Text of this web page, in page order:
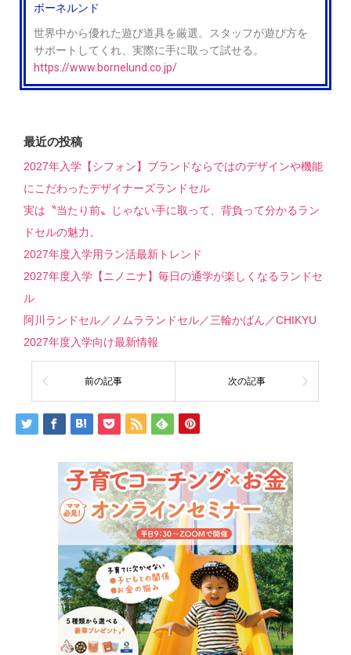
ボーネルンド
世界中から優れた遊び道具を厳選。スタッフが遊び方を
サポートしてくれ、実際に手に取って試せる。
https://www.bornelund.co.jp/
最近の投稿
2027年入学【シフォン】ブランドならではのデザインや機能
にこだわったデザイナーズランドセル
実は〝当たり前〟じゃない手に取って、背負って分かるラン
ドセルの魅力。
2027年度入学用ラン活最新トレンド
2027年度入学【ニノニナ】毎日の通学が楽しくなるランドセ
ル
阿川ランドセル／ノムラランドセル／三輪かばん／CHIKYU
2027年度入学向け最新情報
前の記事 次の記事